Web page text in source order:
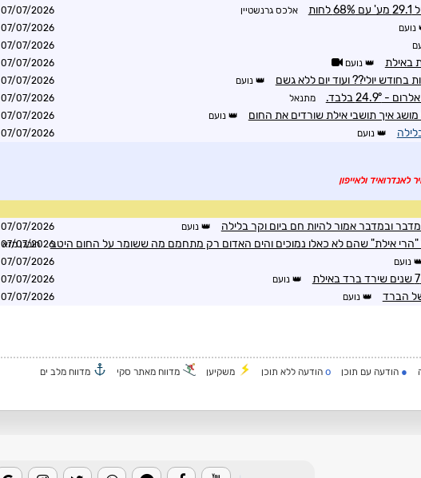
אלכס גרנשטיין 07/07/2026 22:18
נועם 07/07/2026 22:24
07/07/2026 22:24
באילת נועם 07/07/2026 22:31
נועם 07/07/2026 22:25
בלבד. מתנאל 07/07/2026 23:02
מושג איך תושבי אילת שורדים את החום נועם 07/07/2026 23:14
נועם 07/07/2026 23:14
לאנדרואיד ולאייפון
ובמדבר אמור להיות חם ביום וקר בלילה נועם 07/07/2026 23:15
אילת" שהם לא כאלו נמוכים והים האדום רק מתחמם מה ששומר על החום היטב חובבן מזא
07/07/2026 23:39
נועם 07/07/2026 23:41
נועם 07/07/2026 23:41
הברד נועם 07/07/2026 23:41
● הודעה עם תוכן o הודעה ללא תוכן משקיען מדווח מאתר סקי
מדווח מלב ים